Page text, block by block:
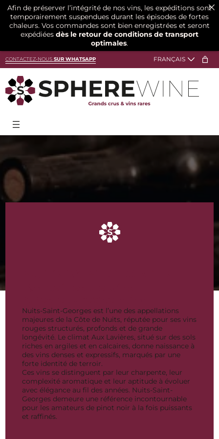
au
CONTACTEZ-NOUS SUR WHATSAPP
Nuits-Saint-Georges est l’une des appellations
majeures de la Côte de Nuits, réputée pour ses vins
rouges structurés, profonds et de grande
longévité. Le climat Aux Lavières, situé sur des sols
riches en argiles et en calcaires, donne naissance à
des vins denses et expressifs, marqués par une
forte identité de terroir.
Ces vins se distinguent par leur charpente, leur
complexité aromatique et leur aptitude à évoluer
avec élégance au fil des années. Nuits-Saint-
Georges demeure une référence incontournable
pour les amateurs de pinot noir à la fois puissants
et raffinés.
Afin de préserver l’intégrité de nos vins, les expéditions sont
temporairement suspendues durant les épisodes de fortes
chaleurs. Vos commandes sont bien enregistrées et seront
expédiées dès le retour de conditions de transport
optimales.